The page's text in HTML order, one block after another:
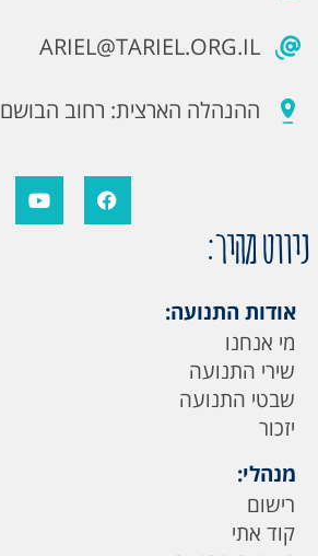
ARIEL@TARIEL.ORG.IL
ההנהלה הארצית: רחוב הבושם 11, גילה ירושלים
ניווט מהיר:
אודות התנועה:
מי אנחנו
שירי התנועה
שבטי התנועה
יזכור
מנהלי:
רישום
קוד אתי